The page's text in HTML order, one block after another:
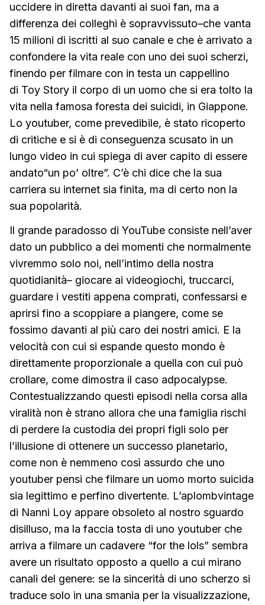
uccidere in diretta davanti ai suoi fan, ma a
differenza dei colleghi è sopravvissuto–che vanta
15 milioni di iscritti al suo canale e che è arrivato a
confondere la vita reale con uno dei suoi scherzi,
finendo per filmare con in testa un cappellino
di Toy Story il corpo di un uomo che si era tolto la
vita nella famosa foresta dei suicidi, in Giappone.
Lo youtuber, come prevedibile, è stato ricoperto
di critiche e si è di conseguenza scusato in un
lungo video in cui spiega di aver capito di essere
andato“un po’ oltre”. C’è chi dice che la sua
carriera su internet sia finita, ma di certo non la
sua popolarità.
Il grande paradosso di YouTube consiste nell’aver
dato un pubblico a dei momenti che normalmente
vivremmo solo noi, nell’intimo della nostra
quotidianità– giocare ai videogiochi, truccarci,
guardare i vestiti appena comprati, confessarsi e
aprirsi fino a scoppiare a piangere, come se
fossimo davanti al più caro dei nostri amici. E la
velocità con cui si espande questo mondo è
direttamente proporzionale a quella con cui può
crollare, come dimostra il caso adpocalypse.
Contestualizzando questi episodi nella corsa alla
viralità non è strano allora che una famiglia rischi
di perdere la custodia dei propri figli solo per
l’illusione di ottenere un successo planetario,
come non è nemmeno così assurdo che uno
youtuber pensi che filmare un uomo morto suicida
sia legittimo e perfino divertente. L’aplombvintage
di Nanni Loy appare obsoleto al nostro sguardo
disilluso, ma la faccia tosta di uno youtuber che
arriva a filmare un cadavere “for the lols” sembra
avere un risultato opposto a quello a cui mirano
canali del genere: se la sincerità di uno scherzo si
traduce solo in una smania per la visualizzazione,